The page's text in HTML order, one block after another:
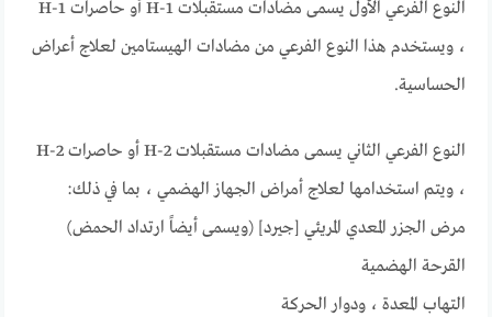
النوع الفرعي الأول يسمى مضادات مستقبلات H-1 أو حاصرات H-1
، ويستخدم هذا النوع الفرعي من مضادات الهيستامين لعلاج أعراض
الحساسية.
النوع الفرعي الثاني يسمى مضادات مستقبلات H-2 أو حاصرات H-2
، ويتم استخدامها لعلاج أمراض الجهاز الهضمي ، بما في ذلك:
مرض الجزر المعدي المريئي [جيرد] (ويسمى أيضاً ارتداد الحمض)
القرحة الهضمية
التهاب المعدة ، ودوار الحركة